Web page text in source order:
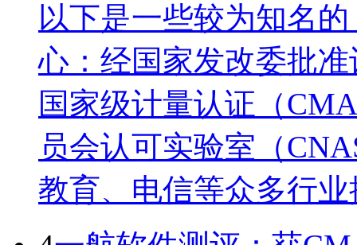
以下是一些较为知名
心：经国家发改委批
国家级计量认证（
员会认可实验室（
教育、电信等众多行